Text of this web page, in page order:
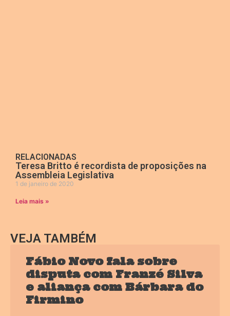
RELACIONADAS
Teresa Britto é recordista de proposições na
Assembleia Legislativa
1 de janeiro de 2020
Leia mais »
VEJA TAMBÉM
Fábio Novo fala sobre
disputa com Franzé Silva
e aliança com Bárbara do
Firmino